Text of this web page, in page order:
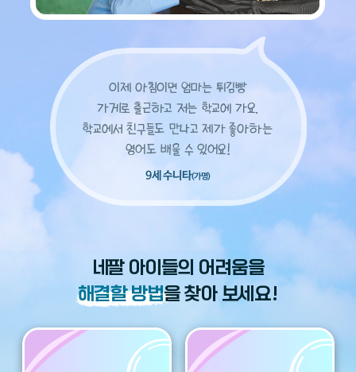
이제 아침이면 엄마는 튀김빵
가게로 출근하고 저는 학교에 가요.
학교에서 친구들도 만나고 제가 좋아하는
영어도 배울 수 있어요!
9세 수니타(가명)
네팔 아이들의 어려움을
해결할 방법을 찾아 보세요!